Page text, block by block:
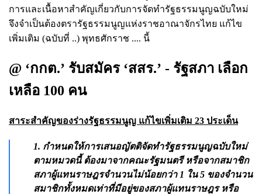
การและเนื้อหาสำคัญเกี่ยวกับการจัดทำรัฐธรรมนูญฉบับใหม่
จึงจำเป็นต้องตรารัฐธรรมนูญแห่งราชอาณาจักรไทย แก้ไข
เพิ่มเติม (ฉบับที่ ..) พุทธศักราช .... นี้
@ ‘กกต.’ รับสมัคร ‘สสร.’ - รัฐสภา เลือก
เหลือ 100 คน
สาระสำคัญของร่างรัฐธรรมนูญ แก้ไขเพิ่มเติม 23 ประเด็น
1. กำหนดให้การเสนอญัตติจัดทำรัฐธรรมนูญฉบับใหม่
ตามหมวดนี้ ต้องมาจากคณะรัฐมนตรี หรือจากสมาชิก
สภาผู้แทนราษฎรจำนวนไม่น้อยกว่า 1 ใน 5 ของจำนวน
สมาชิกทั้งหมดเท่าที่มีอยู่ของสภาผู้แทนราษฎร หรือ